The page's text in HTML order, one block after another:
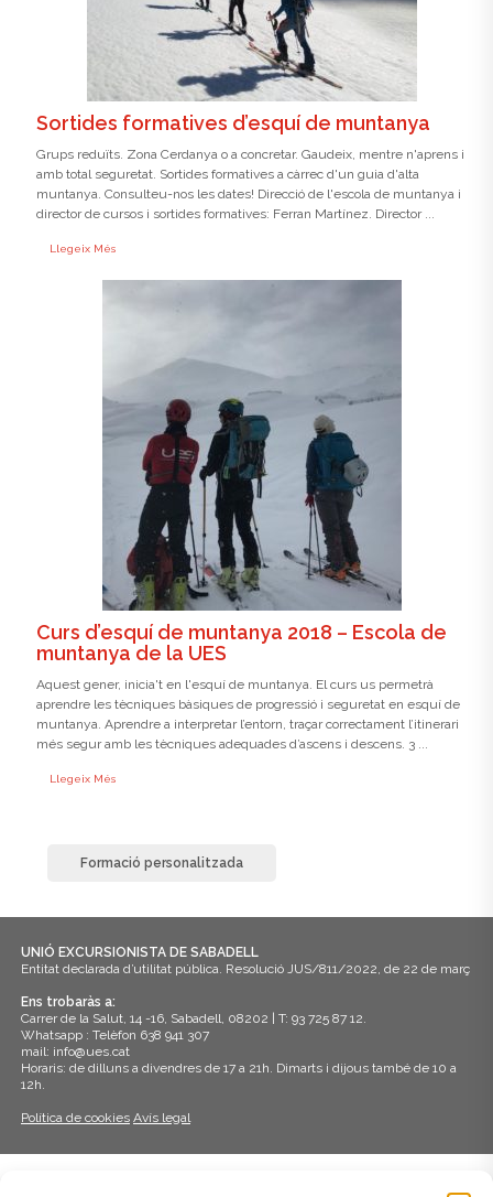
Sortides formatives d’esquí de muntanya
Grups reduïts. Zona Cerdanya o a concretar. Gaudeix, mentre n'aprens i
amb total seguretat. Sortides formatives a càrrec d'un guia d'alta
muntanya. Consulteu-nos les dates! Direcció de l'escola de muntanya i
director de cursos i sortides formatives: Ferran Martínez. Director ...
Llegeix Més
Curs d’esquí de muntanya 2018 – Escola de
muntanya de la UES
Aquest gener, inicia't en l'esquí de muntanya. El curs us permetrà
aprendre les tècniques bàsiques de progressió i seguretat en esquí de
muntanya. Aprendre a interpretar l’entorn, traçar correctament l’itinerari
més segur amb les tècniques adequades d’ascens i descens. 3 ...
Llegeix Més
Formació personalitzada
UNIÓ EXCURSIONISTA DE SABADELL
Entitat declarada d’utilitat pública. Resolució JUS/811/2022, de 22 de març
Ens trobaràs a:
Carrer de la Salut, 14 -16, Sabadell, 08202 | T: 93 725 87 12.
Whatsapp : Telèfon 638 941 307
mail: info@ues.cat
Horaris: de dilluns a divendres de 17 a 21h. Dimarts i dijous també de 10 a
12h.
Política de cookies Avís legal